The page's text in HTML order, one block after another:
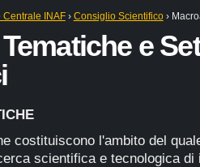
Centrale INAF › Consiglio Scientifico ›
e
costituiscono l'ambito del
scientifica e tecnologica